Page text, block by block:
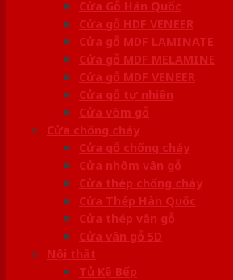
Cửa Gỗ Hàn Quốc
Cửa gỗ HDF VENEER
Cửa gỗ MDF LAMINATE
Cửa gỗ MDF MELAMINE
Cửa gỗ MDF VENEER
Cửa gỗ tự nhiên
Cửa vòm gỗ
Cửa chống cháy
Cửa gỗ chống cháy
Cửa nhôm vân gỗ
Cửa thép chống cháy
Cửa Thép Hàn Quốc
Cửa thép vân gỗ
Cửa vân gỗ 5D
Nội thất
Tủ Kệ Bếp